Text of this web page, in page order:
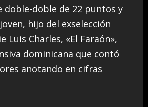
doble-doble de 22 puntos y
hijo del exselección
Luis Charles, «El Faraón»,
dominicana que contó
anotando en cifras